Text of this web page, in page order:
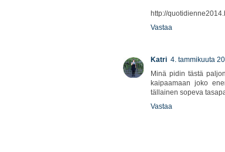
http://
Vastaa
Katri 4. tammikuuta
Minä pidin tästä
kaipaamaan joko
tällainen sopeva
Vastaa